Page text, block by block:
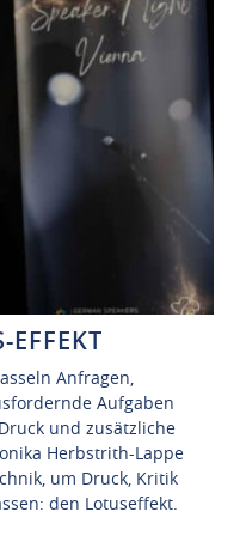
EFFEKT
Anfragen,
Aufgaben
und zusätzliche
Herbstrith-Lappe
um Druck, Kritik
den Lotuseffekt.